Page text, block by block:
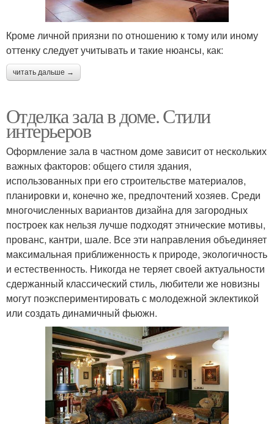
Кроме личной приязни по отношению к тому или иному
оттенку следует учитывать и такие нюансы, как:
читать дальше →
Отделка зала в доме. Стили
интерьеров
Оформление зала в частном доме зависит от нескольких
важных факторов: общего стиля здания,
использованных при его строительстве материалов,
планировки и, конечно же, предпочтений хозяев. Среди
многочисленных вариантов дизайна для загородных
построек как нельзя лучше подходят этнические мотивы,
прованс, кантри, шале. Все эти направления объединяет
максимальная приближенность к природе, экологичность
и естественность. Никогда не теряет своей актуальности
сдержанный классический стиль, любители же новизны
могут поэкспериментировать с молодежной эклектикой
или создать динамичный фьюжн.